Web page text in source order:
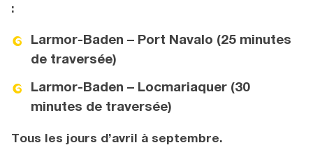
:
Larmor-Baden – Port Navalo (25 minutes
de traversée)
Larmor-Baden – Locmariaquer (30
minutes de traversée)
Tous les jours d’avril à septembre.